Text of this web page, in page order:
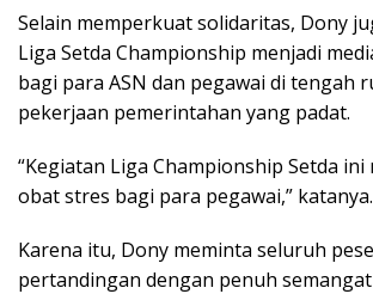
Selain memperkuat solidaritas, Dony
Liga Setda Championship menjadi
bagi para ASN dan pegawai di tengah
pekerjaan pemerintahan yang padat.
“Kegiatan Liga Championship Setda
obat stres bagi para pegawai,” katanya.
Karena itu, Dony meminta seluruh
pertandingan dengan penuh